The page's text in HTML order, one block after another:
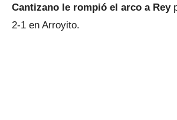
Cantizano le rompió el arco a Rey
2-1 en Arroyito.